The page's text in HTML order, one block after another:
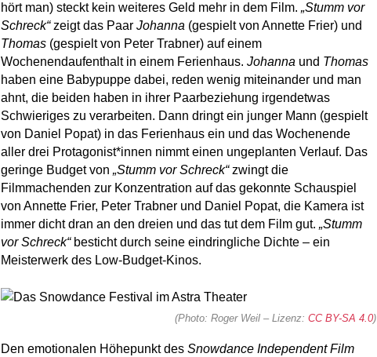
hört man) steckt kein weiteres Geld mehr in dem Film. „Stumm vor
Schreck“zeigt das Paar Johanna (gespielt von Annette Frier) und
Thomas (gespielt von Peter Trabner) auf einem
Wochenendaufenthalt in einem Ferienhaus. Johanna und Thomas
haben eine Babypuppe dabei, reden wenig miteinander und man
ahnt, die beiden haben in ihrer Paarbeziehung irgendetwas
Schwieriges zu verarbeiten. Dann dringt ein junger Mann (gespielt
von Daniel Popat) in das Ferienhaus ein und das Wochenende
aller drei Protagonist*innen nimmt einen ungeplanten Verlauf. Das
geringe Budget von „Stumm vor Schreck“zwingt die
Filmmachenden zur Konzentration auf das gekonnte Schauspiel
von Annette Frier, Peter Trabner und Daniel Popat, die Kamera ist
immer dicht dran an den dreien und das tut dem Film gut. „Stumm
vor Schreck“besticht durch seine eindringliche Dichte – ein
Meisterwerk des Low-Budget-Kinos.
(Photo: Roger Weil – Lizenz: CC BY-SA 4.0)
Den emotionalen Höhepunkt des Snowdance Independent Film